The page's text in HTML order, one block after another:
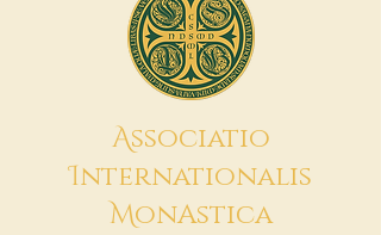
Associatio
Internationalis
MonAstica